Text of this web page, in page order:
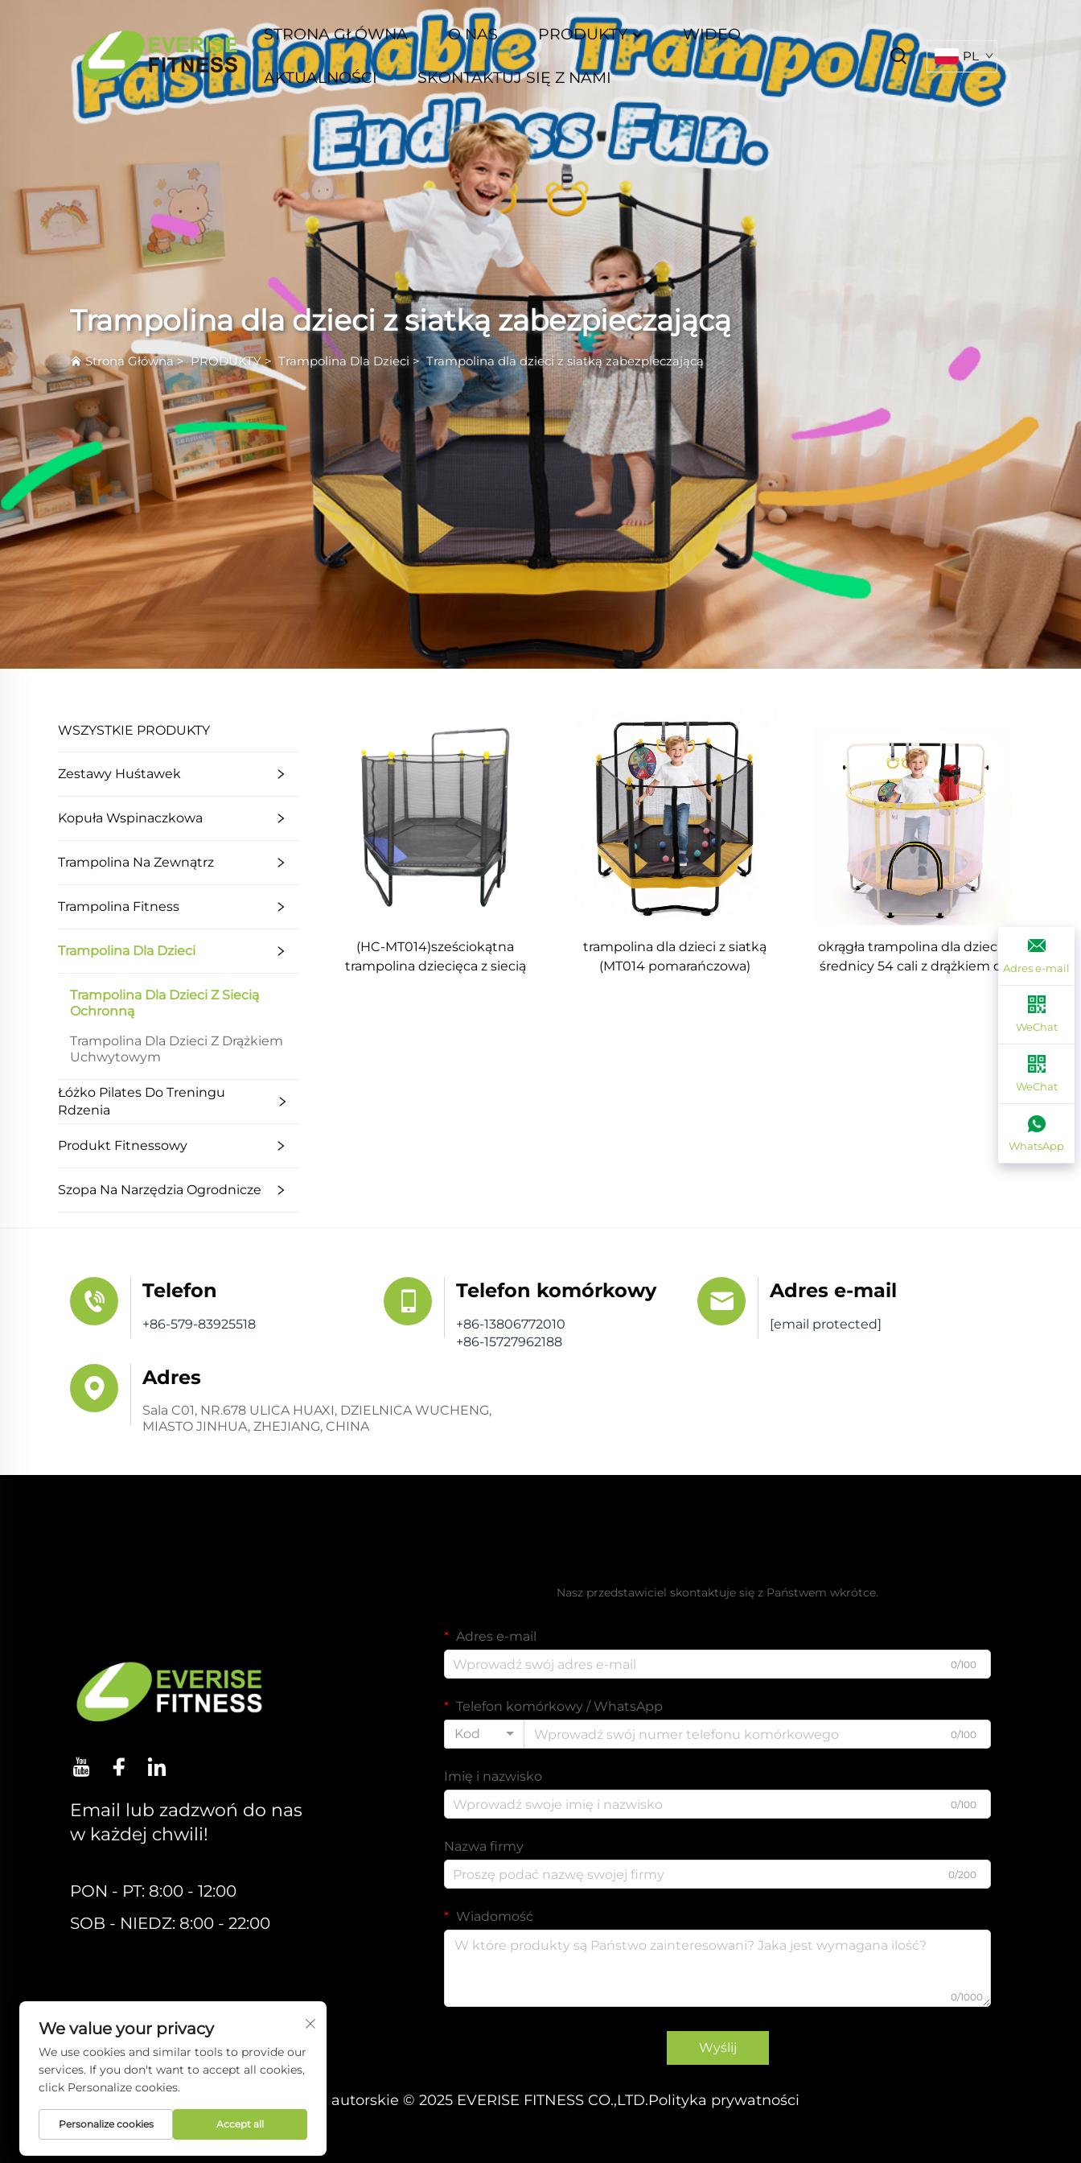
STRONA GŁÓWNA O NAS PRODUKTY WIDEO
AKTUALNOŚCI SKONTAKTUJ SIĘ Z NAMI
PL
Trampolina dla dzieci z siatką zabezpieczającą
Strona Główna>PRODUKTY> Trampolina Dla Dzieci >Trampolina dla dzieci z siatką zabezpieczającą
WSZYSTKIE PRODUKTY
Zestawy Huśtawek
Kopuła Wspinaczkowa
Trampolina Na Zewnątrz
Trampolina Fitness
Trampolina Dla Dzieci
Trampolina Dla Dzieci Z Siecią
Ochronną
Trampolina Dla Dzieci Z Drążkiem
Uchwytowym
Łóżko Pilates Do Treningu
Rdzenia
Produkt Fitnessowy
Szopa Na Narzędzia Ogrodnicze
(HC-MT014)sześciokątna
trampolina dziecięca z siecią
trampolina dla dzieci z siatką
(MT014 pomarańczowa)
okrągła trampolina dla dzieci o
średnicy 54 cali z drążkiem doAdres e-mail
WeChat
WeChat
WhatsApp
Telefon
+86-579-83925518
Telefon komórkowy
+86-13806772010
+86-15727962188
Adres e-mail
[email protected]
Adres
Sala C01, NR.678 ULICA HUAXI, DZIELNICA WUCHENG,
MIASTO JINHUA, ZHEJIANG, CHINA
Email lub zadzwoń do nas
w każdej chwili!
PON - PT: 8:00 - 12:00
SOB - NIEDZ: 8:00 - 22:00
Nasz przedstawiciel skontaktuje się z Państwem wkrótce.
Adres e-mail
0/100
Telefon komórkowy / WhatsApp
Kod
0/100
Imię i nazwisko
0/100
Nazwa firmy
0/200
Wiadomość
0/1000
Wyślij
Prawa autorskie © 2025 EVERISE FITNESS CO.,LTD.Polityka prywatności
We value your privacy
We use cookies and similar tools to provide our
services. If you don't want to accept all cookies,
click Personalize cookies.
Personalize cookies Accept all